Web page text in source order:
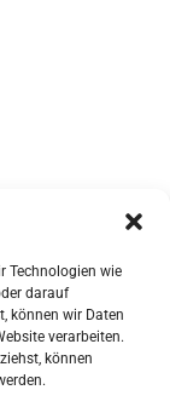
Technologien wie
darauf
können wir Daten
verarbeiten.
können